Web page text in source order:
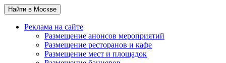
Найти в Москве
Реклама на сайте
Размещение анонсов мероприятий
Размещение ресторанов и кафе
Размещение мест и площадок